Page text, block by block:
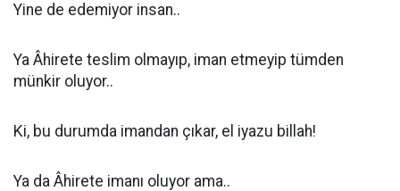
Yine de edemiyor insan..
Ya Âhirete teslim olmayıp, iman etmeyip tümden
münkir oluyor..
Ki, bu durumda imandan çıkar, el iyazu billah!
Ya da Âhirete imanı oluyor ama..